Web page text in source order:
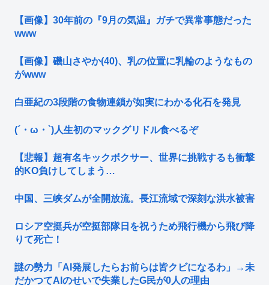
【画像】30年前の『9月の気温』ガチで異常事態だった
www
【画像】磯山さやか(40)、乳の位置に乳輪のようなもの
がwww
白亜紀の3段階の食物連鎖が如実にわかる化石を発見
(´・ω・`)人生初のマックグリドル食べるぞ
【悲報】超有名キックボクサー、世界に挑戦するも衝撃
的KO負けしてしまう…
中国、三峡ダムが全開放流。長江流域で深刻な洪水被害
ロシア空挺兵が空挺部隊日を祝うため飛行機から飛び降
りて死亡！
謎の勢力「AI発展したらお前らは皆クビになるわ」→未
だかつてAIのせいで失業したG民が0人の理由